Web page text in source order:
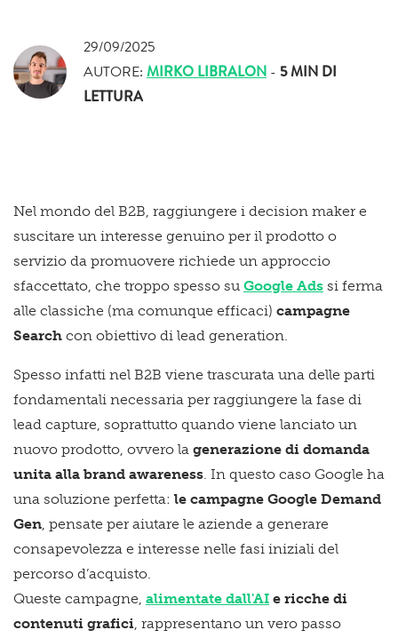
29/09/2025
AUTORE: MIRKO LIBRALON - 5 MIN DI
LETTURA
Nel mondo del B2B, raggiungere i decision maker e
suscitare un interesse genuino per il prodotto o
servizio da promuovere richiede un approccio
sfaccettato, che troppo spesso su Google Ads si ferma
alle classiche (ma comunque efficaci) campagne
Search con obiettivo di lead generation.
Spesso infatti nel B2B viene trascurata una delle parti
fondamentali necessaria per raggiungere la fase di
lead capture, soprattutto quando viene lanciato un
nuovo prodotto, ovvero la generazione di domanda
unita alla brand awareness In questo caso Google ha
una soluzione perfetta: le campagne Google Demand
Gen , pensate per aiutare le aziende a generare
consapevolezza e interesse nelle fasi iniziali del
percorso d’acquisto.
Queste campagne, alimentate dall'AI e ricche di
contenuti grafici , rappresentano un vero passo